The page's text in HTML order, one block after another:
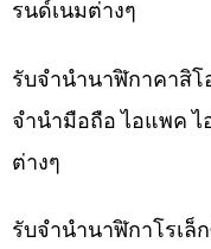
รนด์เนมต่างๆ
รับจำนำนาฬิกาคาสิ
จำนำมือถือ ไอแพค
ต่างๆ
รับจำนำนาฬิกาโรเล็